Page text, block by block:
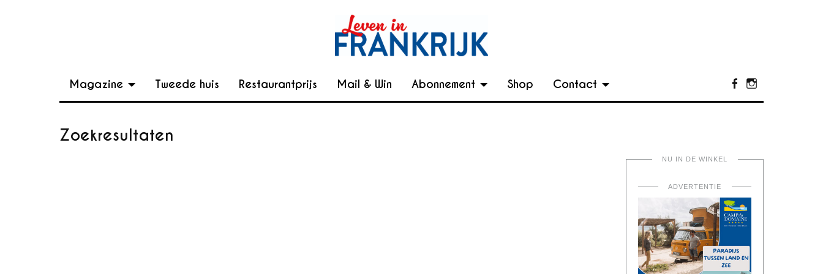
Magazine Tweede huis Restaurantprijs Mail & Win Abonnement Shop Contact Facebook
Zoekresultaten
NU IN DE WINKEL
ADVERTENTIE